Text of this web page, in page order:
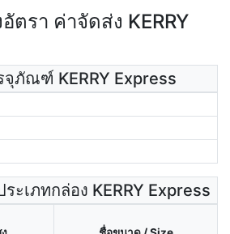
ตรา ค่าจัดส่ง KERRY
จุภัณฑ์ KERRY Express
ะเภทกล่อง KERRY Express